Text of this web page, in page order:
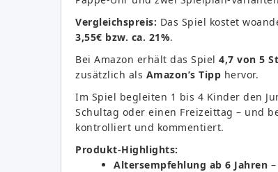
Vergleichspreis: Das Spiel kostet
3,55€ bzw. ca. 21%.
Bei Amazon erhält das Spiel 4,7 von 5
zusätzlich als Amazon’s Tipp hervor.
Im Spiel begleiten 1 bis 4 Kinder den
Schultag oder einen Freizeittag – und
kontrolliert und kommentiert.
Produkt-Highlights:
Altersempfehlung ab 6 Jahren